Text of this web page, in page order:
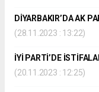
DİYARBAKIR’DA AK
(28.11.2023 : 13:22)
İYİ PARTİ’DE
(20.11.2023 : 12:25)